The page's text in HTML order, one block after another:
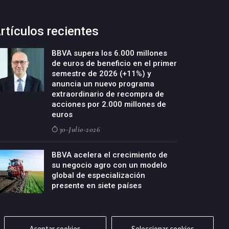
recientes
BBVA supera los 6.000 millones
de euros de beneficio en el primer
semestre de 2026 (+11%) y
anuncia un nuevo programa
extraordinario de recompra de
acciones por 2.000 millones de
euros
30-Julio-2026
BBVA acelera el crecimiento de
su negocio agro con un modelo
global de especialización
presente en siete países